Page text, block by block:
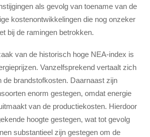
als gevolg van toename van de
kostenontwikkelingen die nog onzeker
bij de ramingen betrokken.
van de historisch hoge NEA-index is
Vanzelfsprekend vertaalt zich
de brandstofkosten. Daarnaast zijn
enorm gestegen, omdat energie
van de productiekosten. Hierdoor
hoogte gestegen, wat tot gevolg
substantieel zijn gestegen om de